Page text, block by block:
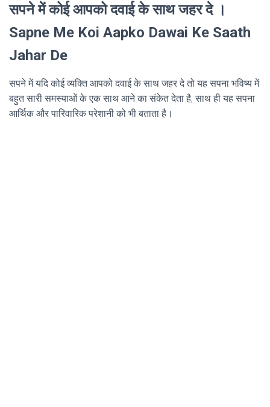
सपने में कोई आपको दवाई के साथ जहर दे ।
Sapne Me Koi Aapko Dawai Ke Saath
Jahar De
सपने में यदि कोई व्यक्ति आपको दवाई के साथ जहर दे तो यह सपना भविष्य में
बहुत सारी समस्याओं के एक साथ आने का संकेत देता है, साथ ही यह सपना
आर्थिक और पारिवारिक परेशानी को भी बताता है।